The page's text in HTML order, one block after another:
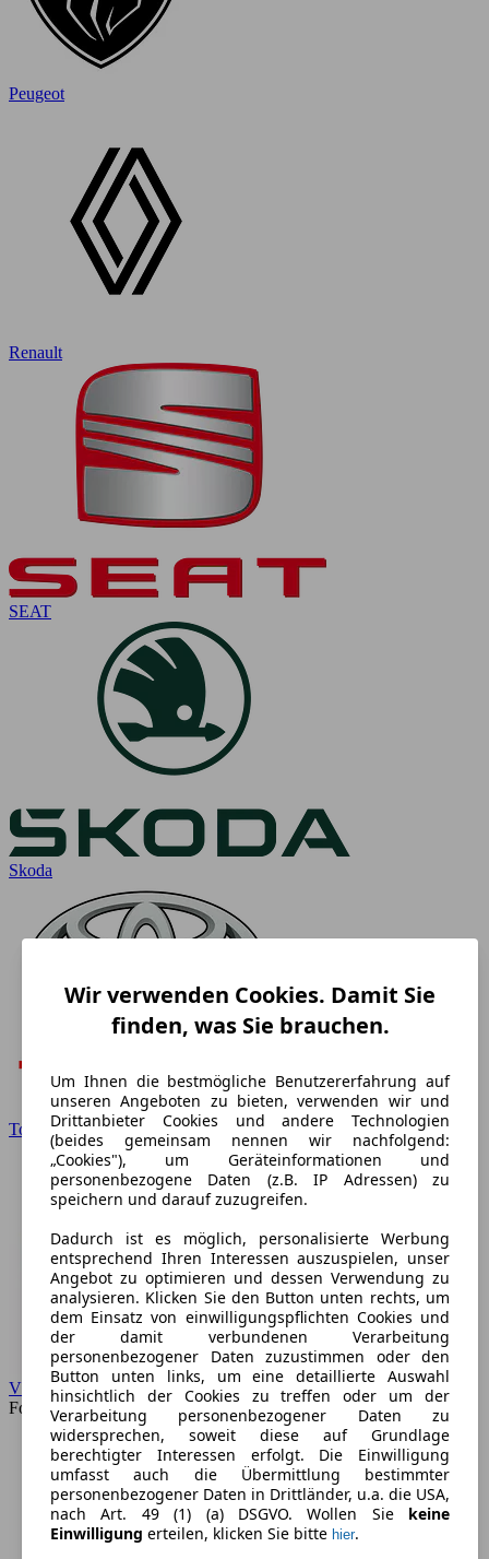
Peugeot
Renault
SEAT
Skoda
Toyota
VW
Forum
Wir verwenden Cookies. Damit Sie
finden, was Sie brauchen.
Um Ihnen die bestmögliche Benutzererfahrung auf
unseren Angeboten zu bieten, verwenden wir und
Drittanbieter Cookies und andere Technologien
(beides gemeinsam nennen wir nachfolgend:
„Cookies"), um Geräteinformationen und
personenbezogene Daten (z.B. IP Adressen) zu
speichern und darauf zuzugreifen.
Dadurch ist es möglich, personalisierte Werbung
entsprechend Ihren Interessen auszuspielen, unser
Angebot zu optimieren und dessen Verwendung zu
analysieren. Klicken Sie den Button unten rechts, um
dem Einsatz von einwilligungspflichten Cookies und
der damit verbundenen Verarbeitung
personenbezogener Daten zuzustimmen oder den
Button unten links, um eine detaillierte Auswahl
hinsichtlich der Cookies zu treffen oder um der
Verarbeitung personenbezogener Daten zu
widersprechen, soweit diese auf Grundlage
berechtigter Interessen erfolgt. Die Einwilligung
umfasst auch die Übermittlung bestimmter
personenbezogener Daten in Drittländer, u.a. die USA,
nach Art. 49 (1) (a) DSGVO. Wollen Sie keine
Einwilligung erteilen, klicken Sie bitte hier.